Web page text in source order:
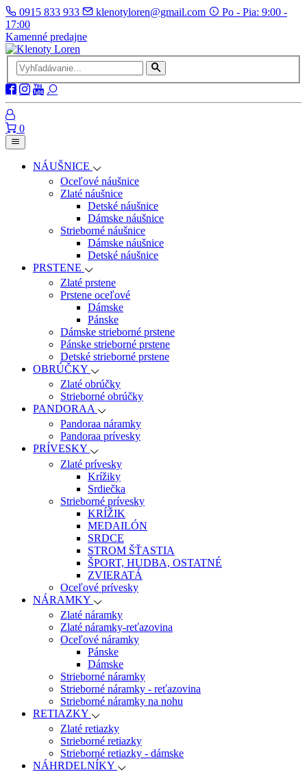
0915 833 933 klenotyloren@gmail.com
Po - Pia: 9:00 -
17:00
Kamenné predajne
0
NÁUŠNICE
Oceľové náušnice
Zlaté náušnice
Detské náušnice
Dámske náušnice
Strieborné náušnice
Dámske náušnice
Detské náušnice
PRSTENE
Zlaté prstene
Prstene oceľové
Dámske
Pánske
Dámske strieborné prstene
Pánske strieborné prstene
Detské strieborné prstene
OBRÚČKY
Zlaté obrúčky
Strieborné obrúčky
PANDORAA
Pandoraa náramky
Pandoraa prívesky
PRÍVESKY
Zlaté prívesky
Krížiky
Srdiečka
Strieborné prívesky
KRÍŽIK
MEDAILÓN
SRDCE
STROM ŠŤASTIA
ŠPORT, HUDBA, OSTATNÉ
ZVIERATÁ
Oceľové prívesky
NÁRAMKY
Zlaté náramky
Zlaté náramky-reťazovina
Oceľové náramky
Pánske
Dámske
Strieborné náramky
Strieborné náramky - reťazovina
Strieborné náramky na nohu
RETIAZKY
Zlaté retiazky
Strieborné retiazky
Strieborné retiazky - dámske
NÁHRDELNÍKY